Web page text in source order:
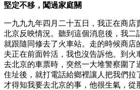
堅定不移，闖過家庭關
一九九九年四月二十五日，我正在商店
北京反映情況。聽到這個消息後，我二
就跟隨同修去了火車站。走的時候商店
夫正在前面幹活，我也沒告訴他。到火
去北京的車票時，突然一大堆警察圍了
住址後，就打電話給鄉裡讓人把我們拉
才得知我要去北京的事，他很生氣，從